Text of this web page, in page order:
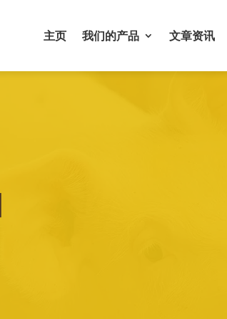
主页 我们的产品 文章资讯